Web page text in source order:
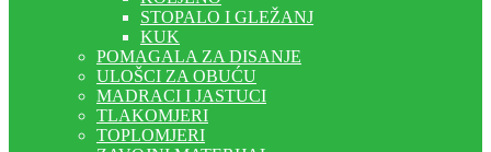
STOPALO I GLEŽANJ
KUK
POMAGALA ZA DISANJE
ULOŠCI ZA OBUĆU
MADRACI I JASTUCI
TLAKOMJERI
TOPLOMJERI